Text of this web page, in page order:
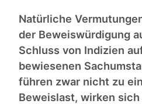
Natürliche
der Beweiswürdigung
Schluss von Indizien
bewiesenen
führen zwar nicht zu
Beweislast, wirken sich